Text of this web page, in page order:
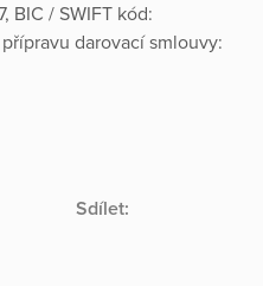
BIC / SWIFT kód:
darovací smlouvy:
Sdílet: